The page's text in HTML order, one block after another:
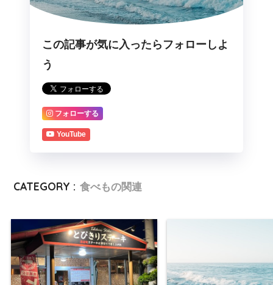
この記事が気に入ったらフォローしよ
う
フォローする
YouTube
CATEGORY : 食べもの関連